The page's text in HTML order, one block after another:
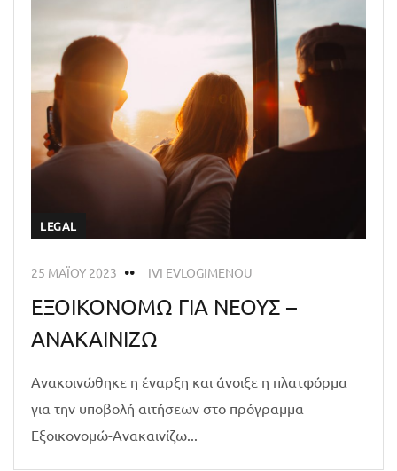
LEGAL
25 ΜΑΪ́ΟΥ 2023 IVI EVLOGIMENOU
ΕΞΟΙΚΟΝΟΜΩ ΓΙΑ ΝΕΟΥΣ –
ΑΝΑΚΑΙΝΙΖΩ
Ανακοινώθηκε η έναρξη και άνοιξε η πλατφόρμα
για την υποβολή αιτήσεων στο πρόγραμμα
Εξοικονομώ-Ανακαινίζω...